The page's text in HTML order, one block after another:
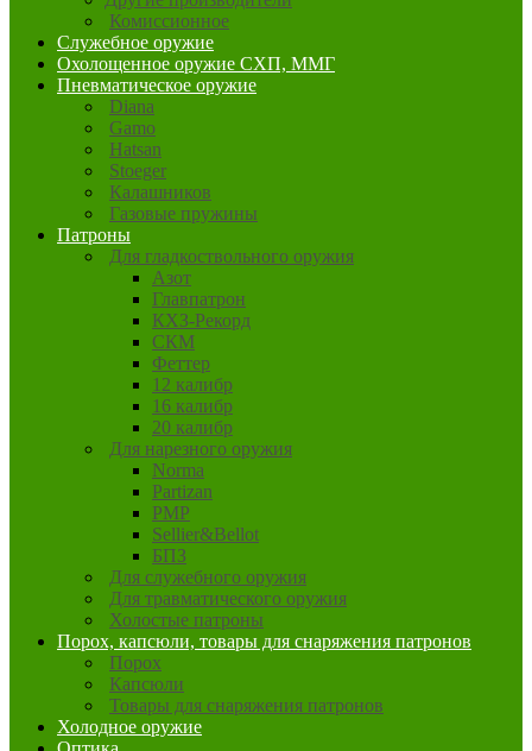
Комиссионное
Служебное оружие
Охолощенное оружие СХП, ММГ
Пневматическое оружие
Diana
Gamo
Hatsan
Stoeger
Калашников
Газовые пружины
Патроны
Для гладкоствольного оружия
Азот
Главпатрон
КХЗ-Рекорд
СКМ
Феттер
12 калибр
16 калибр
20 калибр
Для нарезного оружия
Norma
Partizan
PMP
Sellier&Bellot
БПЗ
Для служебного оружия
Для травматического оружия
Холостые патроны
Порох, капсюли, товары для снаряжения патронов
Порох
Капсюли
Товары для снаряжения патронов
Холодное оружие